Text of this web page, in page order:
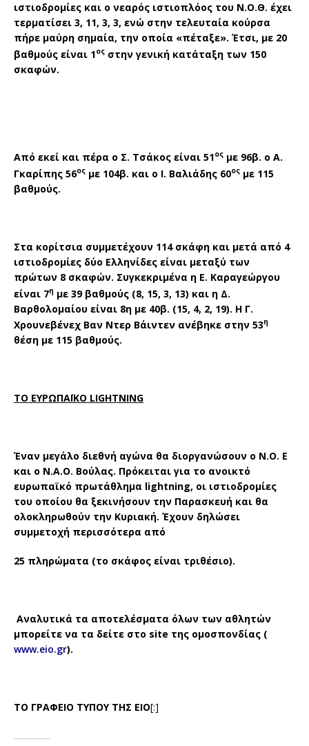
ιστιοδρομίες και ο νεαρός ιστιοπλόος του Ν.Ο.Θ. έχει
τερματίσει 3, 11, 3, 3, ενώ στην τελευταία κούρσα
πήρε μαύρη σημαία, την οποία «πέταξε». Έτσι, με 20
βαθμούς είναι 1ος στην γενική κατάταξη των 150
σκαφών.
Από εκεί και πέρα ο Σ. Τσάκος είναι 51ος με 96β. ο Α.
Γκαρίπης 56ος με 104β. και ο Ι. Βαλιάδης 60ος με 115
βαθμούς.
Στα κορίτσια συμμετέχουν 114 σκάφη και μετά από 4
ιστιοδρομίες δύο Ελληνίδες είναι μεταξύ των
πρώτων 8 σκαφών. Συγκεκριμένα η Ε. Καραγεώργου
είναι 7η με 39 βαθμούς (8, 15, 3, 13) και η Δ.
Βαρθολομαίου είναι 8η με 40β. (15, 4, 2, 19). Η Γ.
Χρουνεβένεχ Βαν Ντερ Βάιντεν ανέβηκε στην 53η
θέση με 115 βαθμούς.
ΤΟ ΕΥΡΩΠΑΪΚΟ LIGHTNING
Έναν μεγάλο διεθνή αγώνα θα διοργανώσουν ο Ν.Ο. Ε
και ο Ν.Α.Ο. Βούλας. Πρόκειται για το ανοικτό
ευρωπαϊκό πρωτάθλημα lightning, οι ιστιοδρομίες
του οποίου θα ξεκινήσουν την Παρασκευή και θα
ολοκληρωθούν την Κυριακή. Έχουν δηλώσει
συμμετοχή περισσότερα από
25 πληρώματα (το σκάφος είναι τριθέσιο).
Αναλυτικά τα αποτελέσματα όλων των αθλητών
μπορείτε να τα δείτε στο site της ομοσπονδίας (
www.eio.gr).
ΤΟ ΓΡΑΦΕΙΟ ΤΥΠΟΥ ΤΗΣ ΕΙΟ[:]